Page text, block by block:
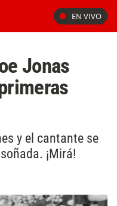
EN VIVO
Jonas
y el cantante se
¡Mirá!